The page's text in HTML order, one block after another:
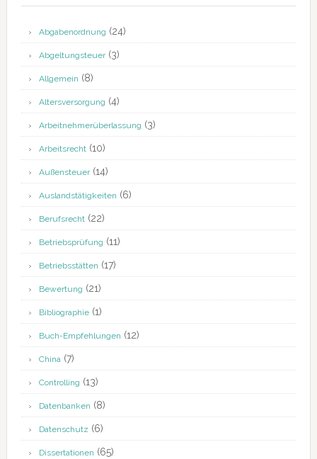
Abgabenordnung (24)
Abgeltungsteuer(3)
Allgemein (8)
Altersversorgung (4)
Arbeitnehmerüberlassung (3)
Arbeitsrecht(10)
Außensteuer(14)
Auslandstätigkeiten (6)
Berufsrecht(22)
Betriebsprüfung (11)
Betriebsstätten (17)
Bewertung (21)
Bibliographie(1)
Buch-Empfehlungen (12)
China(7)
Controlling (13)
Datenbanken (8)
Datenschutz (6)
Dissertationen (65)